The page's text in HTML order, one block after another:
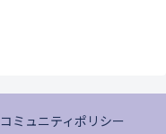
コミュニティポリシー